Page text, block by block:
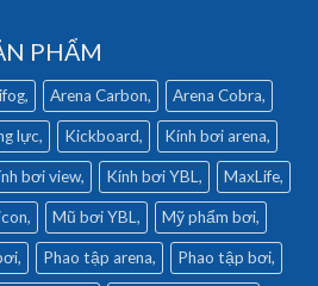
PHẨM
Arena Carbon Arena Cobra
lực Kickboard Kính bơi arena
bơi view Kính bơi YBL MaxLife
Mũ bơi YBL Mỹ phẩm bơi
Phao tập arena Phao tập bơi